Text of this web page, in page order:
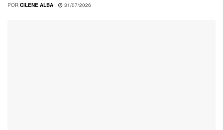
POR CILENE ALBA 31/07/2026